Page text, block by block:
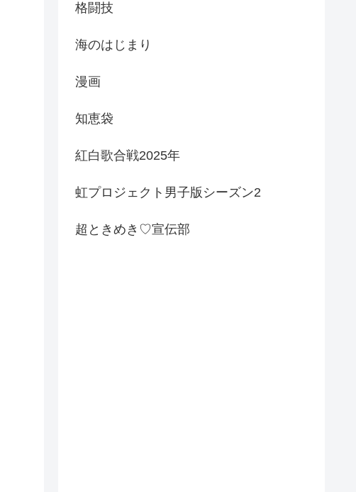
格闘技
海のはじまり
漫画
知恵袋
紅白歌合戦2025年
虹プロジェクト男子版シーズン2
超ときめき♡宣伝部